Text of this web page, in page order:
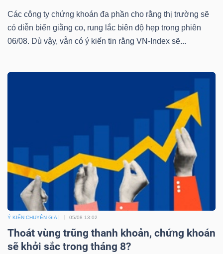
Các công ty chứng khoán đa phần cho rằng thị trường sẽ
có diễn biến giằng co, rung lắc biên độ hẹp trong phiên
06/08. Dù vậy, vẫn có ý kiến tin rằng VN-Index sẽ...
Ý KIẾN CHUYÊN GIA 05/08 13:02
Thoát vùng trũng thanh khoản, chứng khoán
sẽ khởi sắc trong tháng 8?